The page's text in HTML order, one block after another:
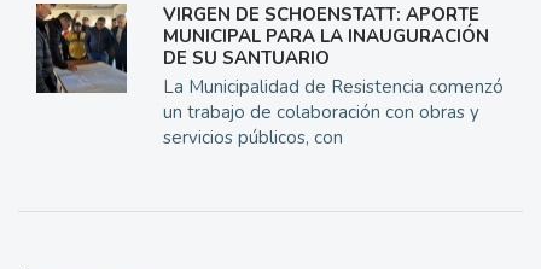
VIRGEN DE SCHOENSTATT: APORTE
MUNICIPAL PARA LA INAUGURACIÓN
DE SU SANTUARIO
La Municipalidad de Resistencia comenzó
un trabajo de colaboración con obras y
servicios públicos, con